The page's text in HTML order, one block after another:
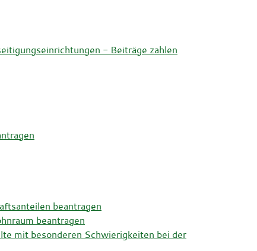
- Beiträge zahlen
beantragen
beantragen
mit besonderen Schwierigkeiten bei der